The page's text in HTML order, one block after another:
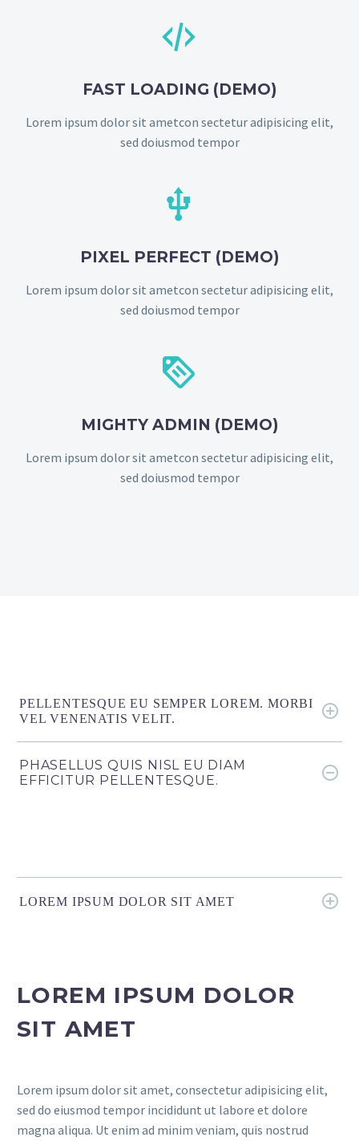


FAST LOADING (DEMO)
Lorem ipsum dolor sit ametcon sectetur adipisicing elit,
sed doiusmod tempor


PIXEL PERFECT (DEMO)
Lorem ipsum dolor sit ametcon sectetur adipisicing elit,
sed doiusmod tempor


MIGHTY ADMIN (DEMO)
Lorem ipsum dolor sit ametcon sectetur adipisicing elit,
sed doiusmod tempor
PELLENTESQUE EU SEMPER LOREM. MORBI
VEL VENENATIS VELIT.
PHASELLUS QUIS NISL EU DIAM
EFFICITUR PELLENTESQUE.
LOREM IPSUM DOLOR SIT AMET
LOREM IPSUM DOLOR
SIT AMET
Lorem ipsum dolor sit amet, consectetur adipisicing elit,
sed do eiusmod tempor incididunt ut labore et dolore
magna aliqua. Ut enim ad minim veniam, quis nostrud